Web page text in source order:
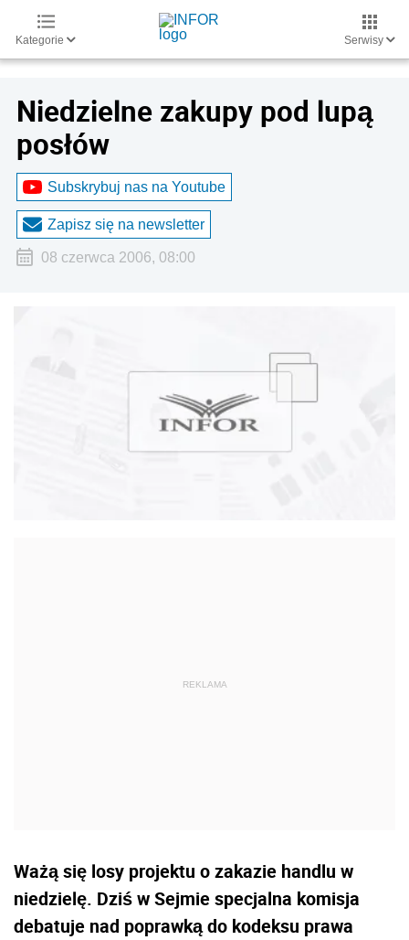
Kategorie Serwisy
Niedzielne zakupy pod lupą
posłów
Subskrybuj nas na Youtube
Zapisz się na newsletter
08 czerwca 2006, 08:00
Ważą się losy projektu o zakazie handlu w
niedzielę. Dziś w Sejmie specjalna komisja
debatuje nad poprawką do kodeksu prawa